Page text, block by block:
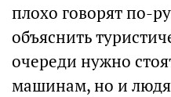
плохо говорят по-
объяснить
очереди нужно
машинам, но и